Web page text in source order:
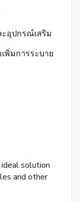
อุปกรณ์เสริม
พิ่มการระบาย
solution
and other